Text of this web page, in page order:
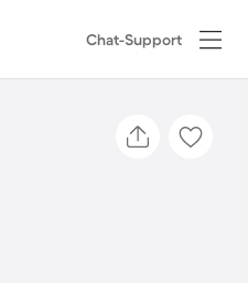
Chat-Support